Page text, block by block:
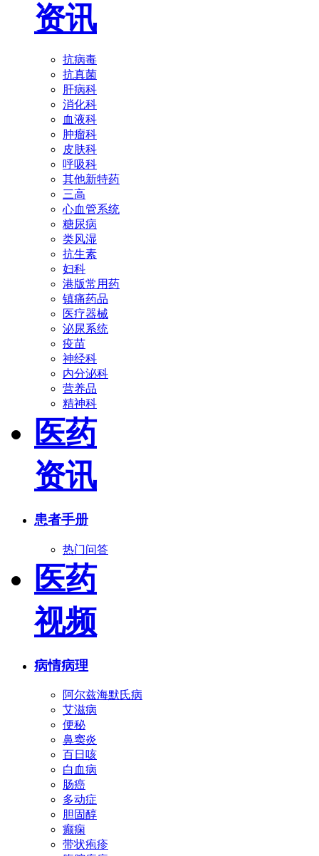
资讯
抗病毒
抗真菌
肝病科
消化科
血液科
肿瘤科
皮肤科
呼吸科
其他新特药
三高
心血管系统
糖尿病
类风湿
抗生素
妇科
港版常用药
镇痛药品
医疗器械
泌尿系统
疫苗
神经科
内分泌科
营养品
精神科
医药
资讯
患者手册
热门问答
医药
视频
病情病理
阿尔兹海默氏病
艾滋病
便秘
鼻窦炎
百日咳
白血病
肠癌
多动症
胆固醇
癫痫
带状疱疹